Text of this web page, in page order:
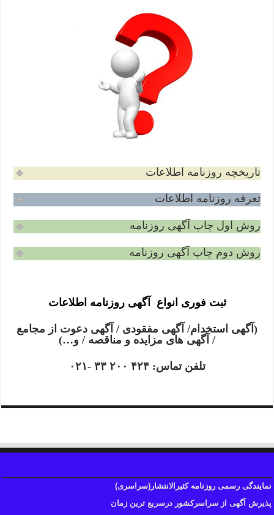
تاریخچه روزنامه اطلاعات
تعرفه روزنامه اطلاعات
روش اول چاپ آگهی روزنامه
روش دوم چاپ آگهی روزنامه
ثبت فوری انواع آگهی روزنامه اطلاعات
(آگهی استخدام/ آگهی مفقودی / آگهی دعوت از مجامع
/ آگهی های مزایده و مناقصه / و…)
تلفن تماس: ۴۲۴ ۲۰۰ ۳۳ -۰۲۱
نمایندگی رسمی روزنامه کثیرالانتشار(سراسری)
پذیرش آگهی از سراسرکشور درسریع ترین زمان